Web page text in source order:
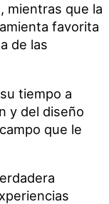
mientras que la
favorita
de las
tiempo a
y del diseño
que le